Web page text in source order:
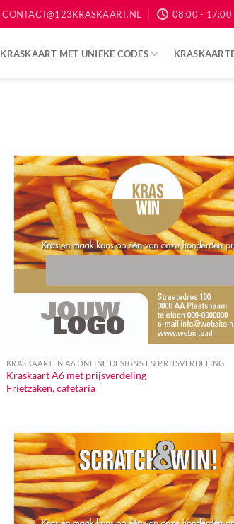
CONTACT@123KRASKAART.NL 08:00 - 17:00
KRASKAART MET UNIEKE CODES
KRASKAARTEN A6 ONLINE DESIGNS EN PRIJSVERDELING
Kraskaart A6 met prijsverdeling
Frietzaken, cafetaria